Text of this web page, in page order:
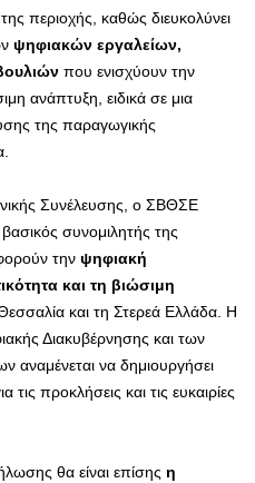
της περιοχής, καθώς διευκολύνει
ψηφιακών εργαλείων,
που ενισχύουν την
ανάπτυξη, ειδικά σε μια
της παραγωγικής
Συνέλευσης, ο ΣΒΘΣΕ
συνομιλητής της
την ψηφιακή
και τη βιώσιμη
και τη Στερεά Ελλάδα. Η
Διακυβέρνησης και των
αναμένεται να δημιουργήσει
τις προκλήσεις και τις ευκαιρίες
θα είναι επίσης η